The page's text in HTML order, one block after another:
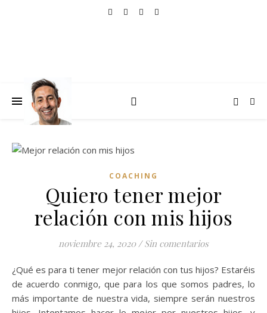
COACHING
Quiero tener mejor
relación con mis hijos
noviembre 24, 2020 / Sin comentarios
¿Qué es para ti tener mejor relación con tus hijos? Estaréis
de acuerdo conmigo, que para los que somos padres, lo
más importante de nuestra vida, siempre serán nuestros